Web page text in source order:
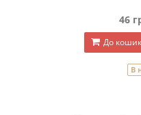
46
До
В